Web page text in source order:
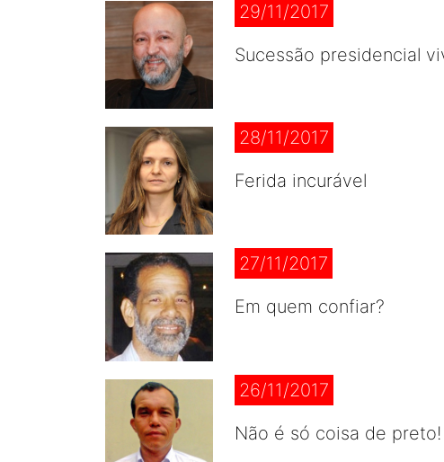
29/11/2017
Sucessão presidencial
28/11/2017
Ferida incurável
27/11/2017
Em quem confiar?
26/11/2017
Não é só coisa de preto!